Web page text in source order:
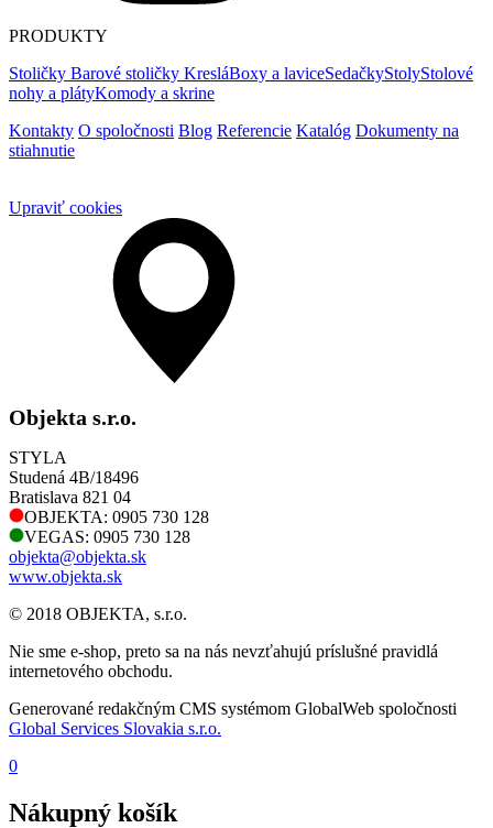
PRODUKTY
Stoličky Barové stoličky KresláBoxy a laviceSedačkyStolyStolové
nohy a plátyKomody a skrine
Kontakty O spoločnosti Blog Referencie Katalóg Dokumenty na
stiahnutie
Upraviť cookies
Objekta s.r.o.
STYLA
Studená 4B/18496
Bratislava 821 04
OBJEKTA: 0905 730 128
VEGAS: 0905 730 128
objekta@objekta.sk
www.objekta.sk
© 2018 OBJEKTA, s.r.o.
Nie sme e-shop, preto sa na nás nevzťahujú príslušné pravidlá
internetového obchodu.
Generované redakčným CMS systémom GlobalWeb spoločnosti
Global Services Slovakia s.r.o.
0
Nákupný košík